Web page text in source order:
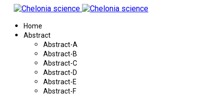
Home
Abstract
Abstract-A
Abstract-B
Abstract-C
Abstract-D
Abstract-E
Abstract-F